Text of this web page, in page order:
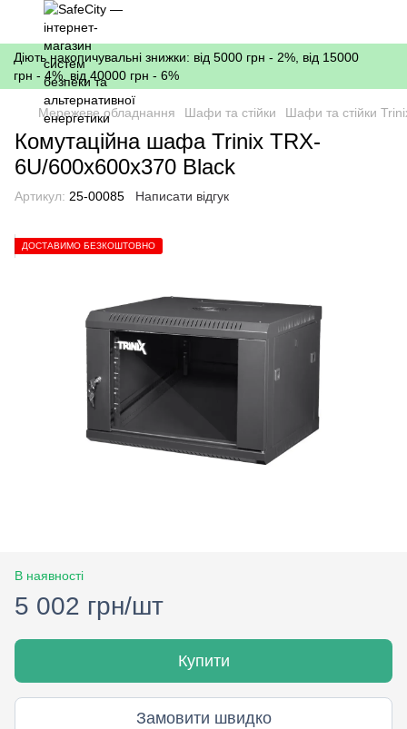
Діють накопичувальні знижки: від 5000 грн - 2%, від 15000
грн - 4%, від 40000 грн - 6%
Мережеве обладнання Шафи та стійки Шафи та стійки
Комутаційна шафа Trinix TRX-
6U/600x600x370 Black
Артикул: 25-00085 Написати відгук
ДОСТАВИМО БЕЗКОШТОВНО
В наявності
5 002 грн/шт
Купити
Замовити швидко